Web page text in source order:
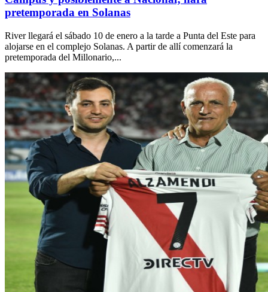
pretemporada en Solanas
River llegará el sábado 10 de enero a la tarde a Punta del Este para
alojarse en el complejo Solanas. A partir de allí comenzará la
pretemporada del Millonario,...